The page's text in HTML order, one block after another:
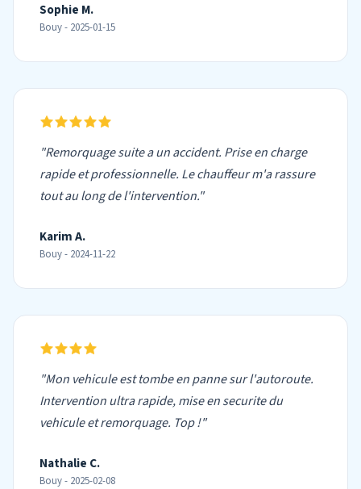
Sophie M.
Bouy - 2025-01-15
"Remorquage suite a un accident. Prise en charge
rapide et professionnelle. Le chauffeur m'a rassure
tout au long de l'intervention."
Karim A.
Bouy - 2024-11-22
"Mon vehicule est tombe en panne sur l'autoroute.
Intervention ultra rapide, mise en securite du
vehicule et remorquage. Top !"
Nathalie C.
Bouy - 2025-02-08